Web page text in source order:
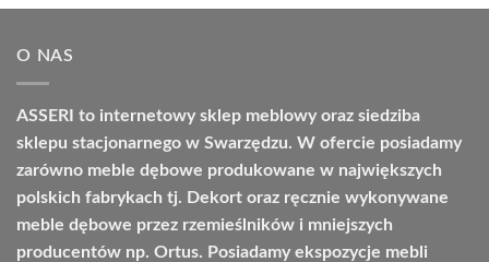
od
O NAS
ASSERI to internetowy sklep meblowy oraz siedziba
sklepu stacjonarnego w Swarzędzu. W ofercie posiadamy
zarówno meble dębowe produkowane w największych
polskich fabrykach tj. Dekort oraz ręcznie wykonywane
meble dębowe przez rzemieślników i mniejszych
producentów np. Ortus. Posiadamy ekspozycje mebli